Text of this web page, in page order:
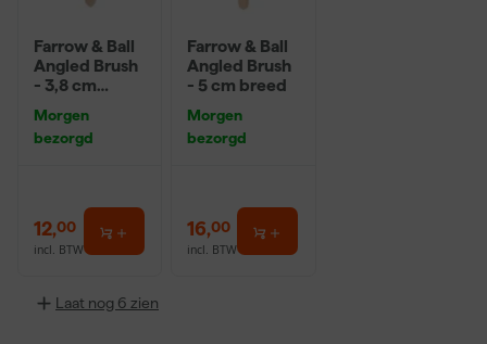
Farrow & Ball
Angled Brush
- 3,8 cm
Morgen
bezorgd
12,00
incl. BTW
Farrow & Ball
Angled Brush
- 5 cm breed
Morgen
bezorgd
16,00
incl. BTW
Laat nog 6 zien